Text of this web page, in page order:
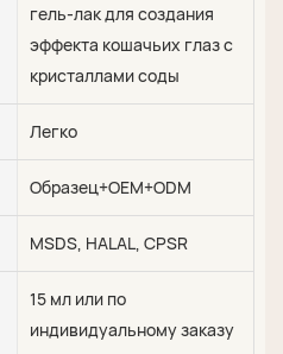
гель-лак для создания
эффекта кошачьих глаз с
кристаллами соды
Легко
Образец+OEM+ODM
MSDS, HALAL, CPSR
15 мл или по
индивидуальному заказу